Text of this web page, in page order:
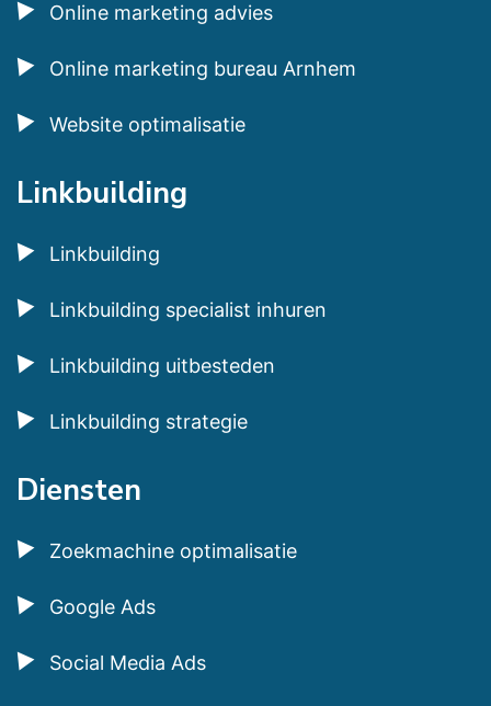
Online marketing advies
Online marketing bureau Arnhem
Website optimalisatie
Linkbuilding
Linkbuilding
Linkbuilding specialist inhuren
Linkbuilding uitbesteden
Linkbuilding strategie
Diensten
Zoekmachine optimalisatie
Google Ads
Social Media Ads